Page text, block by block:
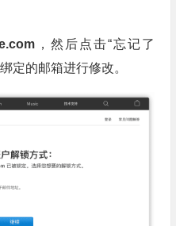
，然后点击“忘记了
定的邮箱进行修改。